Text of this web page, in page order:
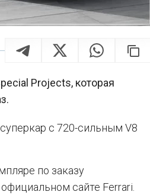
Projects, которая
с 720-сильным V8
по заказу
сайте Ferrari.